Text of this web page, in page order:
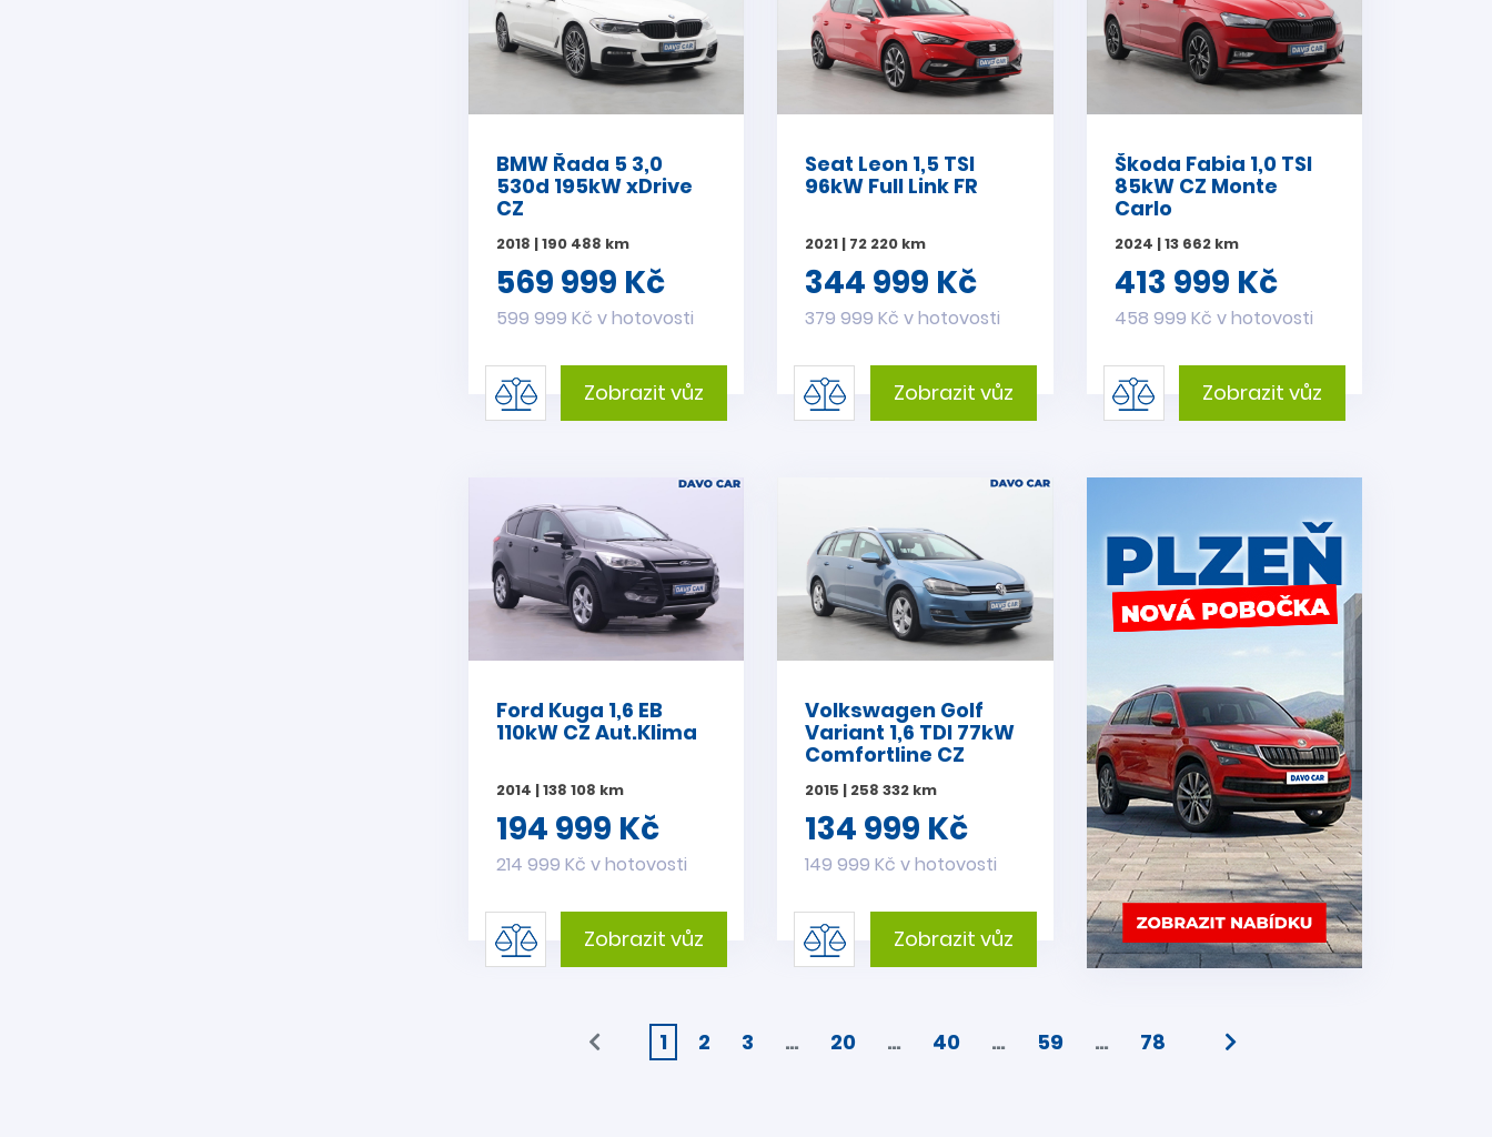
BMW Řada 5 3,0
530d 195kW xDrive
CZ
2018 | 190 488 km
569 999 Kč
599 999 Kč v hotovosti
Zobrazit vůz
Seat Leon 1,5 TSI
96kW Full Link FR
2021 | 72 220 km
344 999 Kč
379 999 Kč v hotovosti
Zobrazit vůz
Škoda Fabia 1,0 TSI
85kW CZ Monte
Carlo
2024 | 13 662 km
413 999 Kč
458 999 Kč v hotovosti
Zobrazit vůz
Ford Kuga 1,6 EB
110kW CZ Aut.Klima
2014 | 138 108 km
194 999 Kč
214 999 Kč v hotovosti
Zobrazit vůz
Volkswagen Golf
Variant 1,6 TDI 77kW
Comfortline CZ
2015 | 258 332 km
134 999 Kč
149 999 Kč v hotovosti
Zobrazit vůz
1 2 3 … 20 … 40 … 59 … 78